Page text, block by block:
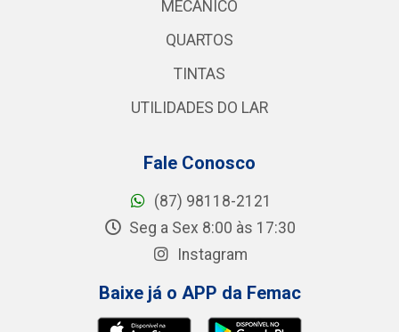
MECANICO
QUARTOS
TINTAS
UTILIDADES DO LAR
Fale Conosco
(87) 98118-2121
Seg a Sex 8:00 às 17:30
Instagram
Baixe já o APP da Femac